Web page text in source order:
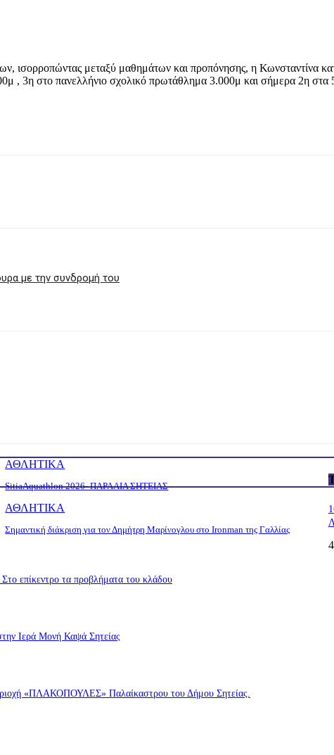
ισορροπώντας μεταξύ μαθημάτων και προπόνησης, η Κωνσταντίνα
, 3η στο πανελλήνιο σχολικό πρωτάθλημα 3.000μ και σήμερα 2η στα
με την συνδρομή του
ΑΘΛΗΤΙΚΑ
SitiaAquathlon 2026- ΠΑΡΑΛΙΑ ΣΗΤΕΙΑΣ
ΑΘΛΗΤΙΚΑ
Σημαντική διάκριση για τον Δημήτρη Μαρίνογλου στο Ironman της Γαλλίας
επίκεντρο τα προβλήματα του κλάδου
Ιερά Μονή Καψά Σητείας
«ΠΛΑΚΟΠΟΥΛΕΣ» Παλαίκαστρου του Δήμου Σητείας.